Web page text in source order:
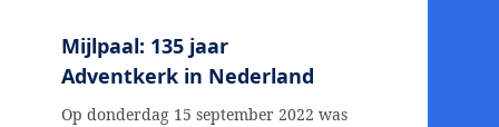
Mijlpaal: 135 jaar
Adventkerk in Nederland
Op donderdag 15 september 2022 was